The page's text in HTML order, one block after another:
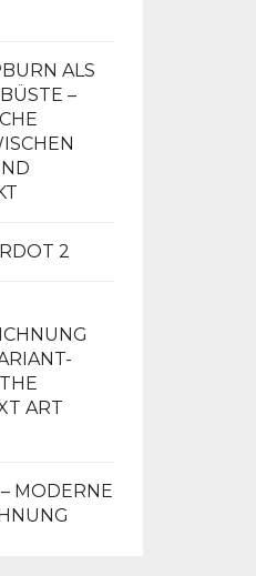
ALS
–
2
ART
MODERNE